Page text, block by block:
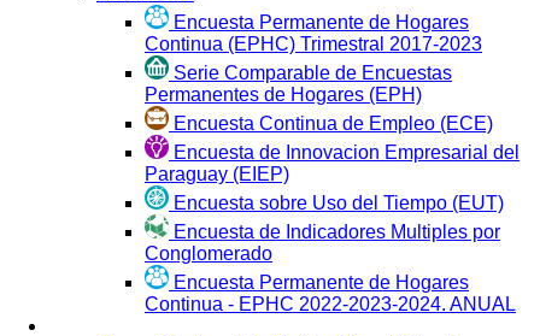
Encuesta Permanente de Hogares
Continua (EPHC) Trimestral 2017-2023
Serie Comparable de Encuestas
Permanentes de Hogares (EPH)
Encuesta Continua de Empleo (ECE)
Encuesta de Innovacion Empresarial del
Paraguay (EIEP)
Encuesta sobre Uso del Tiempo (EUT)
Encuesta de Indicadores Multiples por
Conglomerado
Encuesta Permanente de Hogares
Continua - EPHC 2022-2023-2024. ANUAL